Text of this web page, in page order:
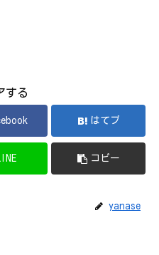
する
はてブ
コピー
yanase